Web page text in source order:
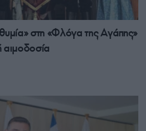
στη «Φλόγα της Αγάπης»
αιμοδοσία